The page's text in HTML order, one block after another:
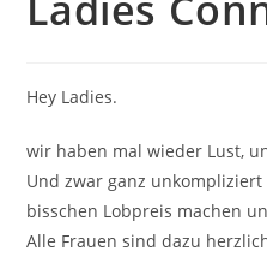
Hey Ladies.
wir haben mal wieder Lust,
Und zwar ganz
bisschen Lobpreis machen
Alle Frauen sind dazu